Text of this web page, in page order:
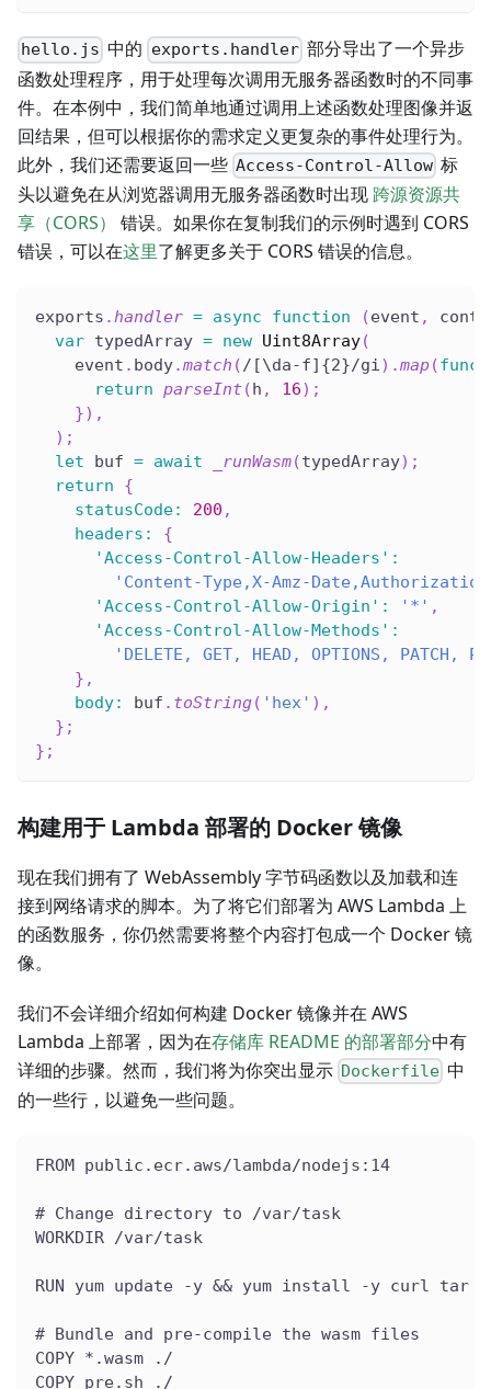
hello.js 中的 exports.handler部分导出了一个异步
函数处理程序，用于处理每次调用无服务器函数时的不同事
件。在本例中，我们简单地通过调用上述函数处理图像并返
回结果，但可以根据你的需求定义更复杂的事件处理行为。
此外，我们还需要返回一些 Access-Control-Allow 标
头以避免在从浏览器调用无服务器函数时出现 跨源资源共
享（CORS）
错误。如果你在复制我们的示例时遇到 CORS
错误，可以在这里了解更多关于 CORS 错误的信息。
exports .handler = async function (event ,
var typedArray = new Uint8Array(
    event
. body.match (/ [\da-f]{2}/gi) .map(
return parseInt (h , 16) ;
}) ,
) ;
let buf = await _runWasm(typedArray) ;
return
{
statusCode: 200 ,
headers :
{
'Access-Control-Allow-Headers' :
'Content-Type,X-Amz-
'Access-Control-Allow-Origin' : '*' ,
'Access-Control-Allow-Methods' :
'DELETE, GET, HEAD, OPTIONS, PATCH,
} ,
body: buf . toString( 'hex' ) ,
} ;
} ;
构建用于 Lambda 部署的 Docker 镜像
现在我们拥有了 WebAssembly 字节码函数以及加载和连
接到网络请求的脚本。为了将它们部署为 AWS Lambda 上
的函数服务，你仍然需要将整个内容打包成一个 Docker 镜
像。
我们不会详细介绍如何构建 Docker 镜像并在 AWS
Lambda 上部署，因为在存储库 README 的部署部分中有
详细的步骤。然而，我们将为你突出显示 Dockerfile 中
的一些行，以避免一些问题。
FROM public.ecr.aws/lambda/nodejs:14
# Change directory to /var/task
WORKDIR /var/task
RUN yum update -y && yum install -y curl tar
# Bundle and pre-compile the wasm files
COPY *.wasm ./
COPY pre.sh ./